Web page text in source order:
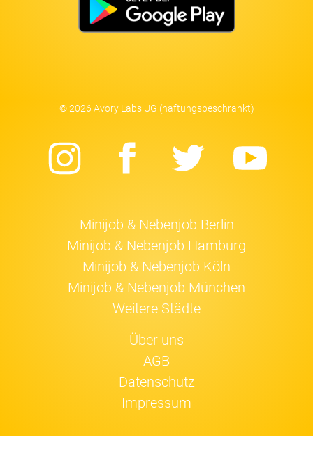
© 2026 Avory Labs UG (haftungsbeschränkt)
Instagram
Facebook
Twitter
Minijob & Nebenjob Berlin
Minijob & Nebenjob Hamburg
Minijob & Nebenjob Köln
Minijob & Nebenjob München
Weitere Städte
Über uns
AGB
Datenschutz
Impressum